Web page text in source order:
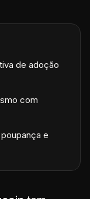
de adoção
com
e